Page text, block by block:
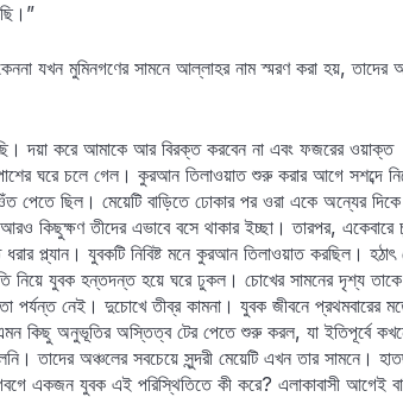
যখন মুমিনগণের সামনে আল্লাহর নাম স্মরণ করা হয়, তাদের
দয়া করে আমাকে আর বিরক্ত করবেন না এবং ফজরের ওয়াক্ত
ঘরে চলে গেল। কুরআন তিলাওয়াত শুরু করার আগে সশব্দে
ছিল। মেয়েটি বাড়িতে ঢোকার পর ওরা একে অন্যের দিকে
কিছুক্ষণ তীদের এভাবে বসে থাকার ইচ্ছা। তারপর, একেবারে
ধরার প্ল্যান। যুবকটি নিবিষ্ট মনে কুরআন তিলাওয়াত করছিল। হঠাৎ
নিয়ে যুবক হন্তদন্ত হয়ে ঘরে ঢুকল। চোখের সামনের দৃশ্য
পর্যন্ত নেই। দুচোখে তীব্র কামনা। যুবক জীবনে প্রথমবারের
কিছু অনুভূতির অস্তিত্ব টের পেতে শুরু করল, যা ইতিপূর্বে
অঞ্চলের সবচেয়ে সুন্দরী মেয়েটি এখন তার সামনে।
একজন যুবক এই পরিস্থিতিতে কী করে? এলাকাবাসী আগেই